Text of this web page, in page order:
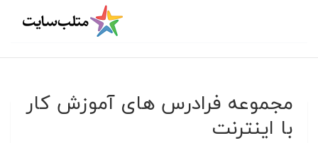
مجموعه فرادرس های آموزش کار
با اینترنت